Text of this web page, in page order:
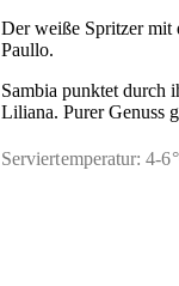
Der weiße Spritzer mit
Paullo.
Sambia punktet durch
Liliana. Purer Genuss
Serviertemperatur: 4-